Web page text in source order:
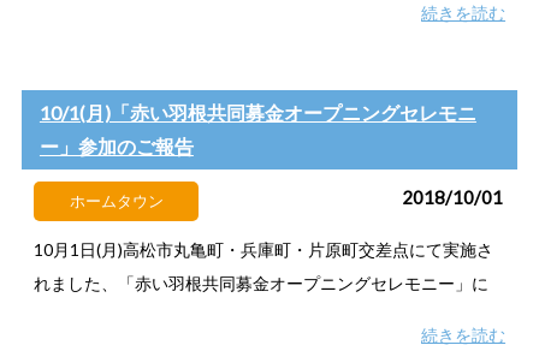
続きを読む
10/1(月)「赤い羽根共同募金オープニングセレモニ
ー」参加のご報告
ホームタウン 2018/10/01
10月1日(月)高松市丸亀町・兵庫町・片原町交差点にて実施さ
れました、「赤い羽根共同募金オープニングセレモニー」に
続きを読む